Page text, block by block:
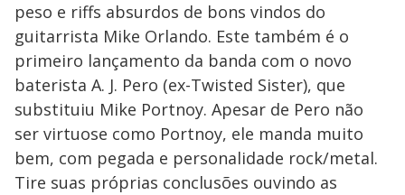
peso e riffs absurdos de bons vindos do
guitarrista Mike Orlando. Este também é o
primeiro lançamento da banda com o novo
baterista A. J. Pero (ex-Twisted Sister), que
substituiu Mike Portnoy. Apesar de Pero não
ser virtuose como Portnoy, ele manda muito
bem, com pegada e personalidade rock/metal.
Tire suas próprias conclusões ouvindo as